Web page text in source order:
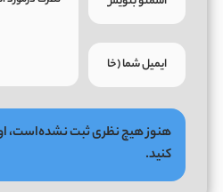
هنوز هیچ نظری ثبت نشده‌است،
کنید.